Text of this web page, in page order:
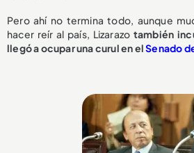
Pero ahí no termina todo, aunque
hacer reír al país, Lizarazo también
llegó a ocupar una curul en elSenado